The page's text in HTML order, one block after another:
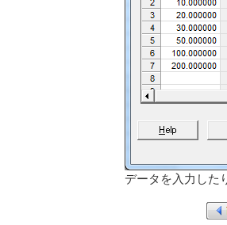
データを入力した